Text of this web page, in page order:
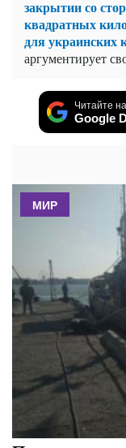
закрытии со
квадратных
для украинских
аргументирует
Читайте
Google
МИР